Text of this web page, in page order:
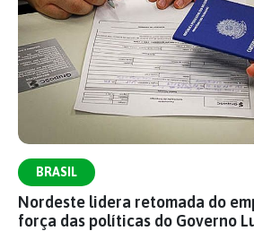
BRASIL
Nordeste lidera retomada do
força das políticas do Governo